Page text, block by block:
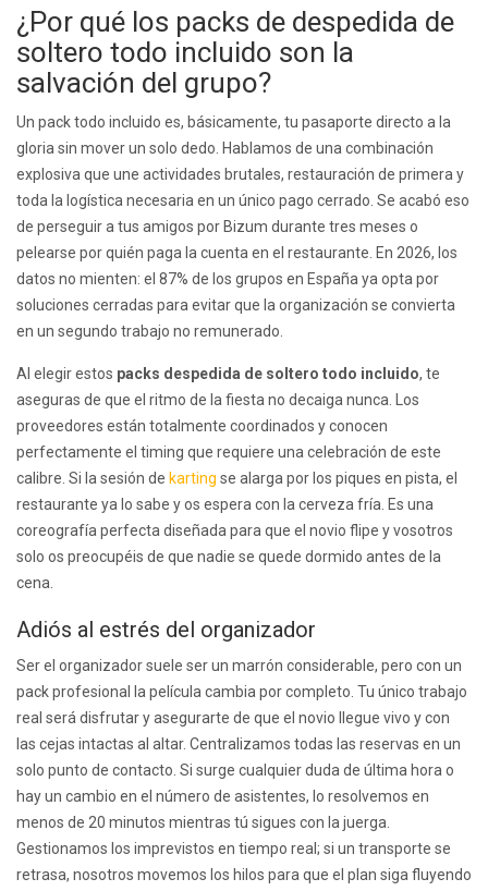
¿Por qué los packs de despedida de
soltero todo incluido son la
salvación del grupo?
Un pack todo incluido es, básicamente, tu pasaporte directo a la
gloria sin mover un solo dedo. Hablamos de una combinación
explosiva que une actividades brutales, restauración de primera y
toda la logística necesaria en un único pago cerrado. Se acabó eso
de perseguir a tus amigos por Bizum durante tres meses o
pelearse por quién paga la cuenta en el restaurante. En 2026, los
datos no mienten: el 87% de los grupos en España ya opta por
soluciones cerradas para evitar que la organización se convierta
en un segundo trabajo no remunerado.
Al elegir estos packs despedida de soltero todo incluido, te
aseguras de que el ritmo de la fiesta no decaiga nunca. Los
proveedores están totalmente coordinados y conocen
perfectamente el timing que requiere una celebración de este
calibre. Si la sesión de karting se alarga por los piques en pista, el
restaurante ya lo sabe y os espera con la cerveza fría. Es una
coreografía perfecta diseñada para que el novio flipe y vosotros
solo os preocupéis de que nadie se quede dormido antes de la
cena.
Adiós al estrés del organizador
Ser el organizador suele ser un marrón considerable, pero con un
pack profesional la película cambia por completo. Tu único trabajo
real será disfrutar y asegurarte de que el novio llegue vivo y con
las cejas intactas al altar. Centralizamos todas las reservas en un
solo punto de contacto. Si surge cualquier duda de última hora o
hay un cambio en el número de asistentes, lo resolvemos en
menos de 20 minutos mientras tú sigues con la juerga.
Gestionamos los imprevistos en tiempo real; si un transporte se
retrasa, nosotros movemos los hilos para que el plan siga fluyendo